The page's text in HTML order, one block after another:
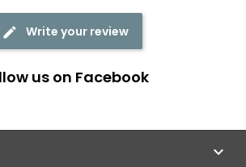
Write your review
us on Facebook
